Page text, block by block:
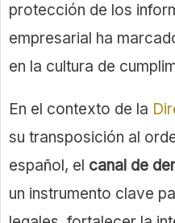
protección de los
empresarial ha
en la cultura de
En el contexto de la
su transposición al
español, el canal de
un instrumento clave